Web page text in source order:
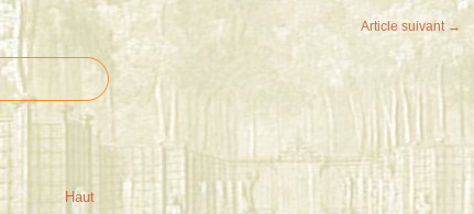
Article suivant →
Haut